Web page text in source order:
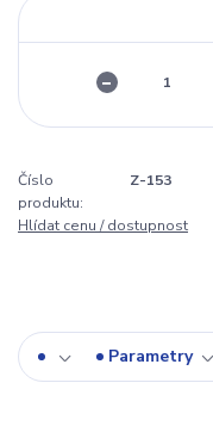
Číslo
produktu:
Z-153
Hlídat cenu / dostupnost
Parametry